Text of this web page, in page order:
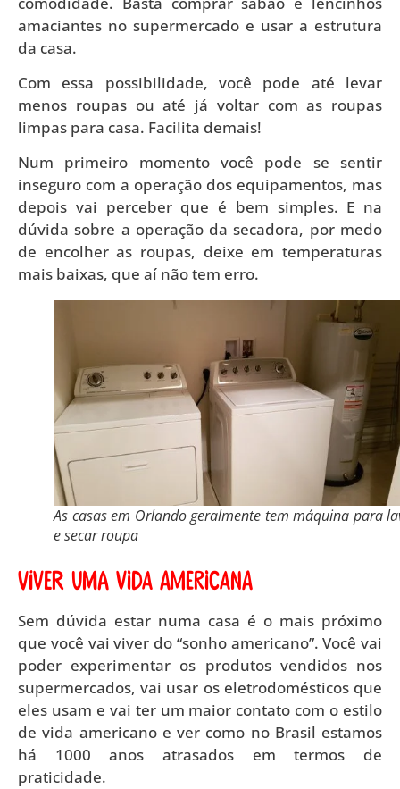
amaciantes no supermercado e usar a estrutura
da casa.
Com essa possibilidade, você pode até levar
menos roupas ou até já voltar com as roupas
limpas para casa. Facilita demais!
Num primeiro momento você pode se sentir
inseguro com a operação dos equipamentos, mas
depois vai perceber que é bem simples. E na
dúvida sobre a operação da secadora, por medo
de encolher as roupas, deixe em temperaturas
mais baixas, que aí não tem erro.
As casas em Orlando geralmente tem máquina para
e secar roupa
Viver uma vida americana
Sem dúvida estar numa casa é o mais próximo
que você vai viver do “sonho americano”. Você vai
poder experimentar os produtos vendidos nos
supermercados, vai usar os eletrodomésticos que
eles usam e vai ter um maior contato com o estilo
de vida americano e ver como no Brasil estamos
há 1000 anos atrasados em termos de
praticidade.